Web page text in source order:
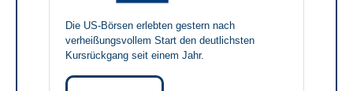
Die US-Börsen erlebten gestern nach
verheißungsvollem Start den deutlichsten
Kursrückgang seit einem Jahr.